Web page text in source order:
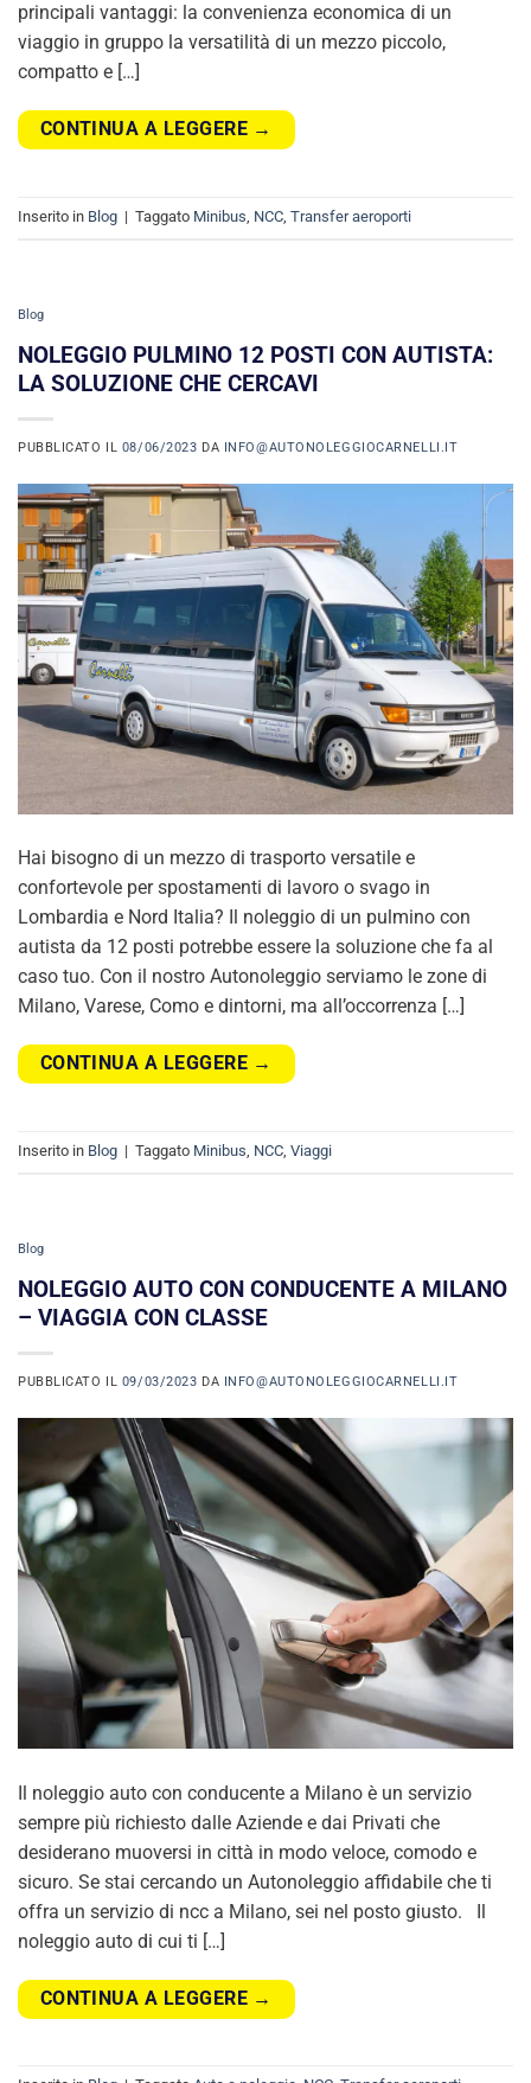
principali vantaggi: la convenienza economica di un
viaggio in gruppo la versatilità di un mezzo piccolo,
compatto e […]
CONTINUA A LEGGERE →
Inserito in Blog | Taggato Minibus, NCC, Transfer aeroporti
Blog
NOLEGGIO PULMINO 12 POSTI CON AUTISTA:
LA SOLUZIONE CHE CERCAVI
PUBBLICATO IL 08/06/2023 DA INFO@AUTONOLEGGIOCARNELLI.IT
Hai bisogno di un mezzo di trasporto versatile e
confortevole per spostamenti di lavoro o svago in
Lombardia e Nord Italia? Il noleggio di un pulmino con
autista da 12 posti potrebbe essere la soluzione che fa al
caso tuo. Con il nostro Autonoleggio serviamo le zone di
Milano, Varese, Como e dintorni, ma all’occorrenza […]
CONTINUA A LEGGERE →
Inserito in Blog | Taggato Minibus, NCC, Viaggi
Blog
NOLEGGIO AUTO CON CONDUCENTE A MILANO
– VIAGGIA CON CLASSE
PUBBLICATO IL 09/03/2023 DA INFO@AUTONOLEGGIOCARNELLI.IT
Il noleggio auto con conducente a Milano è un servizio
sempre più richiesto dalle Aziende e dai Privati che
desiderano muoversi in città in modo veloce, comodo e
sicuro. Se stai cercando un Autonoleggio affidabile che ti
offra un servizio di ncc a Milano, sei nel posto giusto. Il
noleggio auto di cui ti […]
CONTINUA A LEGGERE →